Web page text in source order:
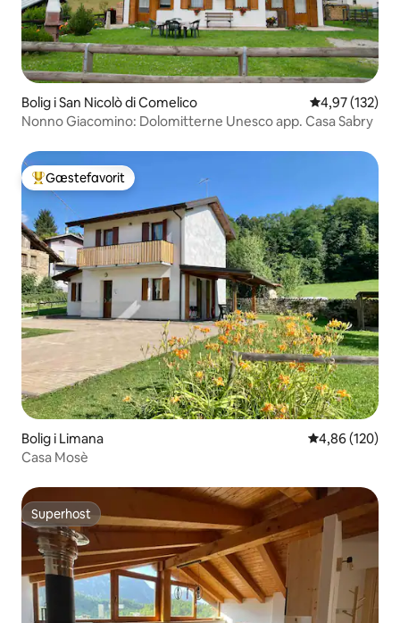
Bolig i San Nicolò di Comelico 4,97 ud af 5 i
4,97 (132)
Nonno Giacomino: Dolomitterne Unesco app. Casa Sabry
Bedste gæstefavorit
Gæstefavorit
Bolig i Limana 4,86 ud af 5 i
4,86 (120)
Casa Mosè
Superhost
Superhost